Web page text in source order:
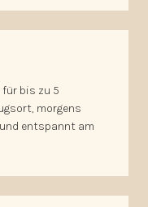
für bis zu 5
morgens
entspannt am